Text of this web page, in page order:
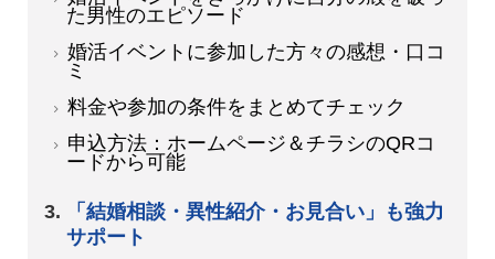
た男性のエピソード
婚活イベントに参加した方々の感想・口コ
ミ
料金や参加の条件をまとめてチェック
申込方法：ホームページ＆チラシのQRコ
ードから可能
「結婚相談・異性紹介・お見合い」も強力
サポート